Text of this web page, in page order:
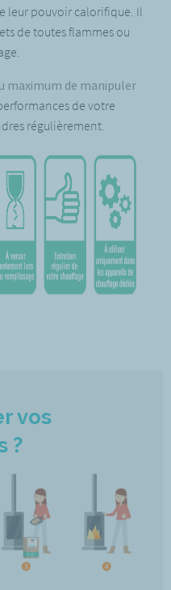
leur pouvoir calorifique. Il
de toutes flammes ou
maximum de manipuler
de votre
régulièrement.
vos
?